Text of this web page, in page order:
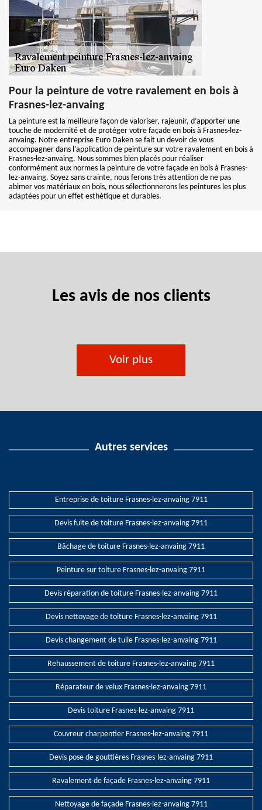
Pour la peinture de votre ravalement en bois à
Frasnes-lez-anvaing
La peinture est la meilleure façon de valoriser, rajeunir, d’apporter une
touche de modernité et de protéger votre façade en bois à Frasnes-lez-
anvaing. Notre entreprise Euro Daken se fait un devoir de vous
accompagner dans l’application de peinture sur votre ravalement en bois à
Frasnes-lez-anvaing. Nous sommes bien placés pour réaliser
conformément aux normes la peinture de votre façade en bois à Frasnes-
lez-anvaing. Soyez sans crainte, nous ferons très attention de ne pas
abimer vos matériaux en bois, nous sélectionnerons les peintures les plus
adaptées pour un effet esthétique et durables.
Les avis de nos clients
Voir plus
Autres services
Entreprise de toiture Frasnes-lez-anvaing 7911
Devis fuite de toiture Frasnes-lez-anvaing 7911
Bâchage de toiture Frasnes-lez-anvaing 7911
Peinture sur toiture Frasnes-lez-anvaing 7911
Devis réparation de toiture Frasnes-lez-anvaing 7911
Devis nettoyage de toiture Frasnes-lez-anvaing 7911
Devis changement de tuile Frasnes-lez-anvaing 7911
Rehaussement de toiture Frasnes-lez-anvaing 7911
Réparateur de velux Frasnes-lez-anvaing 7911
Devis toiture Frasnes-lez-anvaing 7911
Couvreur charpentier Frasnes-lez-anvaing 7911
Devis pose de gouttières Frasnes-lez-anvaing 7911
Ravalement de façade Frasnes-lez-anvaing 7911
Nettoyage de façade Frasnes-lez-anvaing 7911